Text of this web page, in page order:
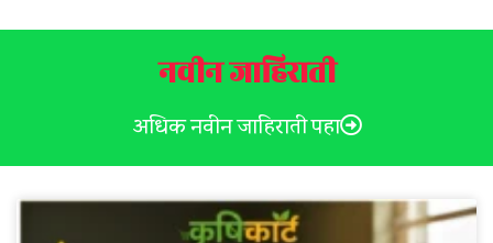
नवीन जाहिराती
अधिक नवीन जाहिराती पहा